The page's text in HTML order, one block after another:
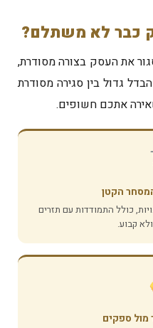
כבר לא משתלם?
את העסק בצורה מסודרת,
גדול בין סגירה מסודרת
אתכם חשופים.
הקטן
כולל התמודדות עם תזרים
קבוע.
מול ספקים